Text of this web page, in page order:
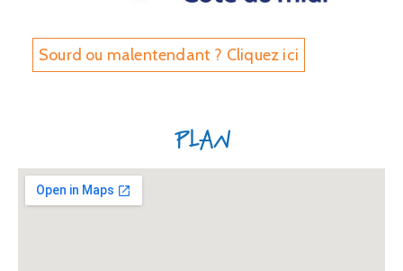
Sourd ou malentendant ? Cliquez ici
Plan